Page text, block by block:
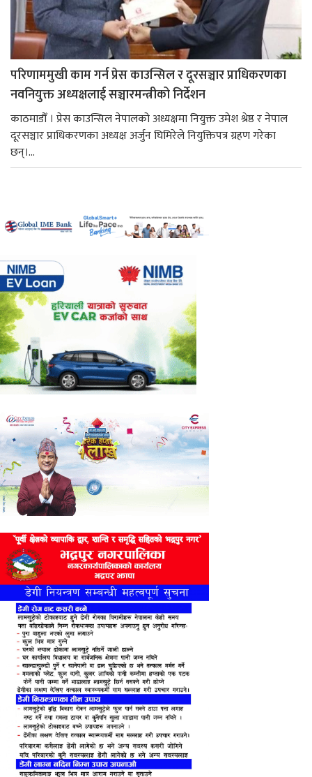
परिणाममुखी काम गर्न प्रेस काउन्सिल र दूरसञ्चार प्राधिकरणका
नवनियुक्त अध्यक्षलाई सञ्चारमन्त्रीको निर्देशन
काठमाडौँ । प्रेस काउन्सिल नेपालको अध्यक्षमा नियुक्त उमेश श्रेष्ठ र नेपाल
दूरसञ्चार प्राधिकरणका अध्यक्ष अर्जुन घिमिरेले नियुक्तिपत्र ग्रहण गरेका
छन्।...